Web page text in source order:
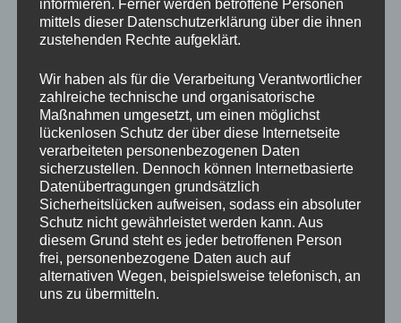
DFB-Mobil zu Gast beim SSV
vonSSV Social Media Team Allgemein,Fussball
Veranstaltungen
Veröffentlicht
am
19. März 2026
Kommentare
sind deaktiviert
Wir freuen uns sehr, dass das DFB-Mobil gleich
zweimal bei uns in Gräfenthal Station macht!
informieren. Ferner werden betroffene Personen
mittels dieser Datenschutzerklärung über die ihnen
zustehenden Rechte aufgeklärt.
Wir haben als für die Verarbeitung Verantwortlicher
zahlreiche technische und organisatorische
Maßnahmen umgesetzt, um einen möglichst
lückenlosen Schutz der über diese Internetseite
verarbeiteten personenbezogenen Daten
sicherzustellen. Dennoch können Internetbasierte
Datenübertragungen grundsätzlich
Sicherheitslücken aufweisen, sodass ein absoluter
Schutz nicht gewährleistet werden kann. Aus
diesem Grund steht es jeder betroffenen Person
frei, personenbezogene Daten auch auf
alternativen Wegen, beispielsweise telefonisch, an
uns zu übermitteln.